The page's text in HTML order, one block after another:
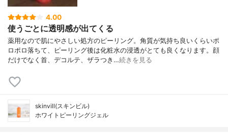
4.00
使うごとに透明感が出てくる
薬用なので肌にやさしい処方のピーリング。角質が気持ち良いくらいポ
ロポロ落ちて、ピーリング後は化粧水の浸透がとても良くなります。顔
だけでなく首、デコルテ、ザラつき…続きを見る
skinvill(スキンビル)
ホワイトピーリングジェル